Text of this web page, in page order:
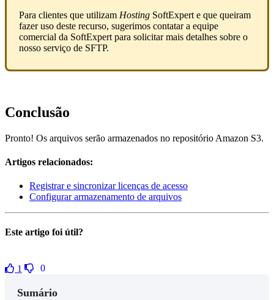
Para clientes que utilizam Hosting SoftExpert e que queiram
fazer uso deste recurso, sugerimos contatar a equipe
comercial da SoftExpert para solicitar mais detalhes sobre o
nosso serviço de SFTP.
Conclusão
Pronto! Os arquivos serão armazenados no repositório Amazon S3.
Artigos relacionados:
Registrar e sincronizar licenças de acesso
Configurar armazenamento de arquivos
Este artigo foi útil?
1 0
Sumário